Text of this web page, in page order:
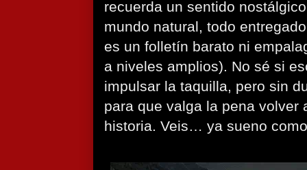
recuerda un sentido
mundo natural, todo
es un folletín barato ni
a niveles amplios). No sé si
impulsar la taquilla, pero sin
para que valga la pena volver
historia. Veis… ya sueno